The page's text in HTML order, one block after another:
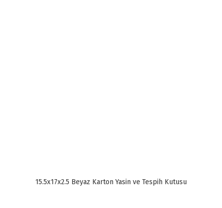
15.5x17x2.5 Beyaz Karton Yasin ve Tespih Kutusu